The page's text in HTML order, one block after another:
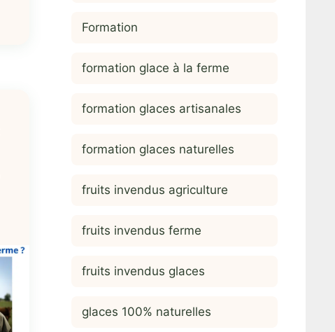
Formation
formation glace à la ferme
formation glaces artisanales
formation glaces naturelles
fruits invendus agriculture
fruits invendus ferme
fruits invendus glaces
glaces 100% naturelles